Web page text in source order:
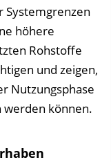
Systemgrenzen
höhere
Rohstoffe
und zeigen,
Nutzungsphase
werden können.